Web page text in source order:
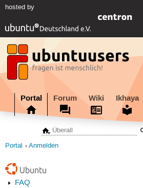
hosted by
Portal Forum Wiki Ikhaya
Portal Anmelden
Ubuntu
FAQ